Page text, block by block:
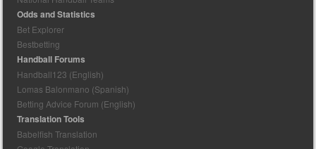
Odds and Statistics
Bet Explorer
Bestbetting
Handball Forums
Handball123 (English)
Lomas Balonmano (Spanish)
Betting Advice Forum (English)
Translation Tools
Babelfish Translation